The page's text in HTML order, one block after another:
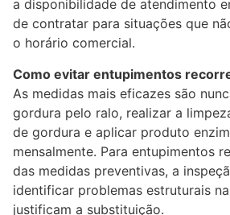
a disponibilidade de atendimento
de contratar para situações que
o horário comercial.
Como evitar entupimentos
As medidas mais eficazes são
gordura pelo ralo, realizar a
de gordura e aplicar produto
mensalmente. Para entupimentos
das medidas preventivas, a
identificar problemas estruturais
justificam a substituição.